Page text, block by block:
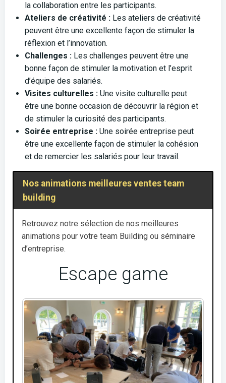
la collaboration entre les participants.
Ateliers de créativité : Les ateliers de créativité
peuvent être une excellente façon de stimuler la
réflexion et l’innovation.
Challenges : Les challenges peuvent être une
bonne façon de stimuler la motivation et l’esprit
d’équipe des salariés.
Visites culturelles : Une visite culturelle peut
être une bonne occasion de découvrir la région et
de stimuler la curiosité des participants.
Soirée entreprise : Une soirée entreprise peut
être une excellente façon de stimuler la cohésion
et de remercier les salariés pour leur travail.
Nos animations meilleures ventes team
building
Retrouvez notre sélection de nos meilleures
animations pour votre team Building ou séminaire
d’entreprise.
Escape game